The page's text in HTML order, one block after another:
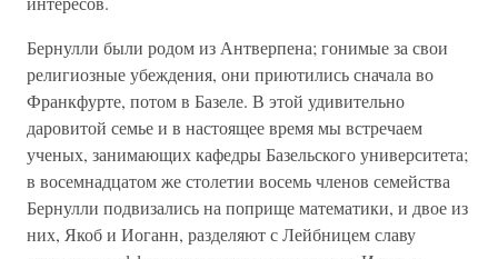
Бернулли были родом из Антверпена; гонимые за свои
религиозные убеждения, они приютились сначала во
Франкфурте, потом в Базеле. В этой удивительно
даровитой семье и в настоящее время мы встречаем
ученых, занимающих кафедры Базельского университета;
в восемнадцатом же столетии восемь членов семейства
Бернулли подвизались на поприще математики, и двое из
них, Якоб и Иоганн, разделяют с Лейбницем славу